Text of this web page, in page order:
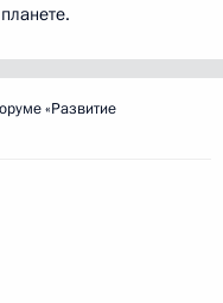
«Развитие